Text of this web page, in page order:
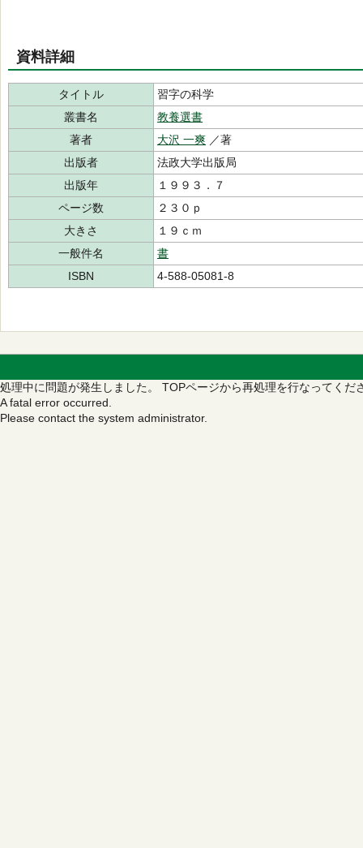
資料詳細
タイトル
習字の科学
叢書名
教養選書
著者
大沢 一爽 ／著
出版者
法政大学出版局
出版年
１９９３．７
ページ数
２３０ｐ
大きさ
１９ｃｍ
一般件名
書
ISBN
4-588-05081-8
処理中に問題が発生しました。 TOPページから再処理を行なってくだ
A fatal error occurred.
Please contact the system administrator.